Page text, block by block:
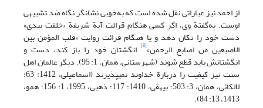
از احمد نیز عباراتی نقل شده است که به‌خوبی نشانگر نگاه ضد تشبیهی
اوست. به‌گفتة وی، اگر کسی هنگام قرائت آیة شریفة «خلقت بیدی»
دست خود را تکان دهد و یا هنگام قرائت روایت «قلب المؤمن بین
الاصبعین من اصابع الرحمن»[8] انگشتان خود را باز کند، دست و
انگشتانش باید قطع شوند (شهرستانی، همان، 1: 95). دیگر عالمان اهل
سنت نیز کیفیت را دربارة خداوند نمی‏پذیرند (اسماعیلی، 1412: 63؛
لالکائی، همان، 3: 503؛ بیهقی، 1410: 117؛ ذهبی، 1995، 1: 156؛ همو،
1413، 13: 84).